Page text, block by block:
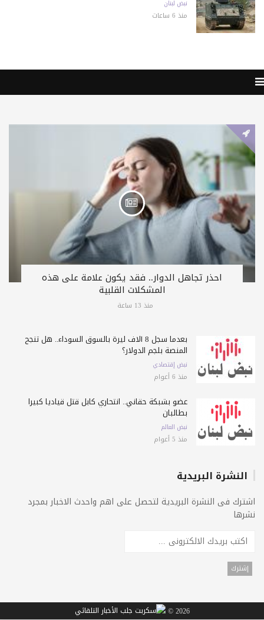
نبض لبنان
منذ 6 ساعات
احذر تجاهل الدوار.. فقد يكون علامة على هذه
المشكلات القلبية
منذ 13 ساعة
بعدما سجل 8 آلاف ليرة بالسوق السوداء.. هل تنجح
المنصة بلجم الدولار؟
نبض إقتصادي
منذ 6 أعوام
عضو بشبكة حقاني.. انتحاري كابل قتل قياديا كبيرا
بطالبان
نبض العالم
منذ 5 أعوام
النشرة البريدية
اشترك فى النشرة البريدية لتحصل على اهم واحدث الاخبار بمجرد
نشرها
2026 ©